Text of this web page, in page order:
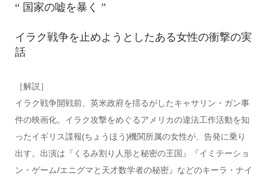
“ 国家の嘘を暴く ”
イラク戦争を止めようとしたある女性の衝撃の実
話
［解説］
イラク戦争開戦前、英米政府を揺るがしたキャサリン・ガン事
件の映画化。イラク攻撃をめぐるアメリカの違法工作活動を知
ったイギリス諜報(ちょうほう)機関所属の女性が、告発に乗り
出す。出演は『くるみ割り人形と秘密の王国』『イミテーショ
ン・ゲーム/エニグマと天才数学者の秘密』などのキーラ・ナイ